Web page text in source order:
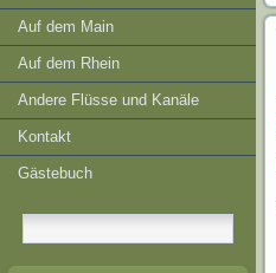
Auf dem Main
Auf dem Rhein
Andere Flüsse und Kanäle
Kontakt
Gästebuch